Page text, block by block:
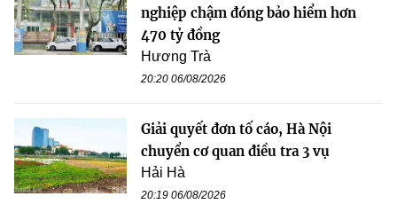
nghiệp chậm đóng bảo hiểm hơn
470 tỷ đồng
Hương Trà
20:20 06/08/2026
Giải quyết đơn tố cáo, Hà Nội
chuyển cơ quan điều tra 3 vụ
Hải Hà
20:19 06/08/2026